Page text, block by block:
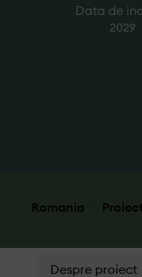
Data de
2029
Romania
Despre proiect